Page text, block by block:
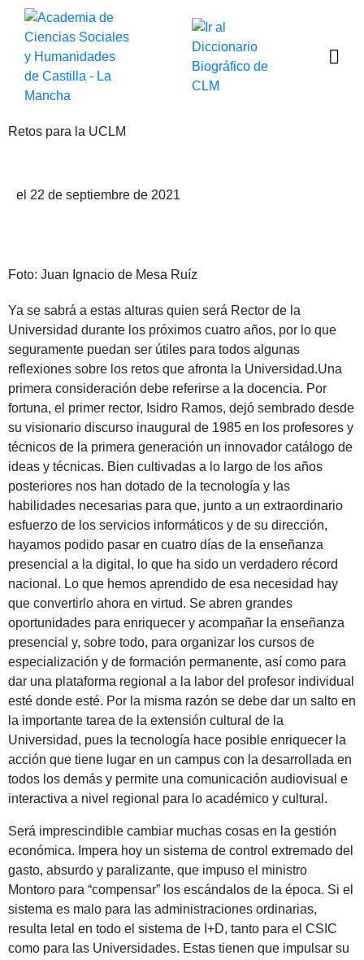
Retos para la UCLM
el 22 de septiembre de 2021
Foto: Juan Ignacio de Mesa Ruíz
Ya se sabrá a estas alturas quien será Rector de la
Universidad durante los próximos cuatro años, por lo que
seguramente puedan ser útiles para todos algunas
reflexiones sobre los retos que afronta la Universidad.Una
primera consideración debe referirse a la docencia. Por
fortuna, el primer rector, Isidro Ramos, dejó sembrado desde
su visionario discurso inaugural de 1985 en los profesores y
técnicos de la primera generación un innovador catálogo de
ideas y técnicas. Bien cultivadas a lo largo de los años
posteriores nos han dotado de la tecnología y las
habilidades necesarias para que, junto a un extraordinario
esfuerzo de los servicios informáticos y de su dirección,
hayamos podido pasar en cuatro días de la enseñanza
presencial a la digital, lo que ha sido un verdadero récord
nacional. Lo que hemos aprendido de esa necesidad hay
que convertirlo ahora en virtud. Se abren grandes
oportunidades para enriquecer y acompañar la enseñanza
presencial y, sobre todo, para organizar los cursos de
especialización y de formación permanente, así como para
dar una plataforma regional a la labor del profesor individual
esté donde esté. Por la misma razón se debe dar un salto en
la importante tarea de la extensión cultural de la
Universidad, pues la tecnología hace posible enriquecer la
acción que tiene lugar en un campus con la desarrollada en
todos los demás y permite una comunicación audiovisual e
interactiva a nivel regional para lo académico y cultural.
Será imprescindible cambiar muchas cosas en la gestión
económica. Impera hoy un sistema de control extremado del
gasto, absurdo y paralizante, que impuso el ministro
Montoro para “compensar” los escándalos de la época. Si el
sistema es malo para las administraciones ordinarias,
resulta letal en todo el sistema de I+D, tanto para el CSIC
como para las Universidades. Estas tienen que impulsar su